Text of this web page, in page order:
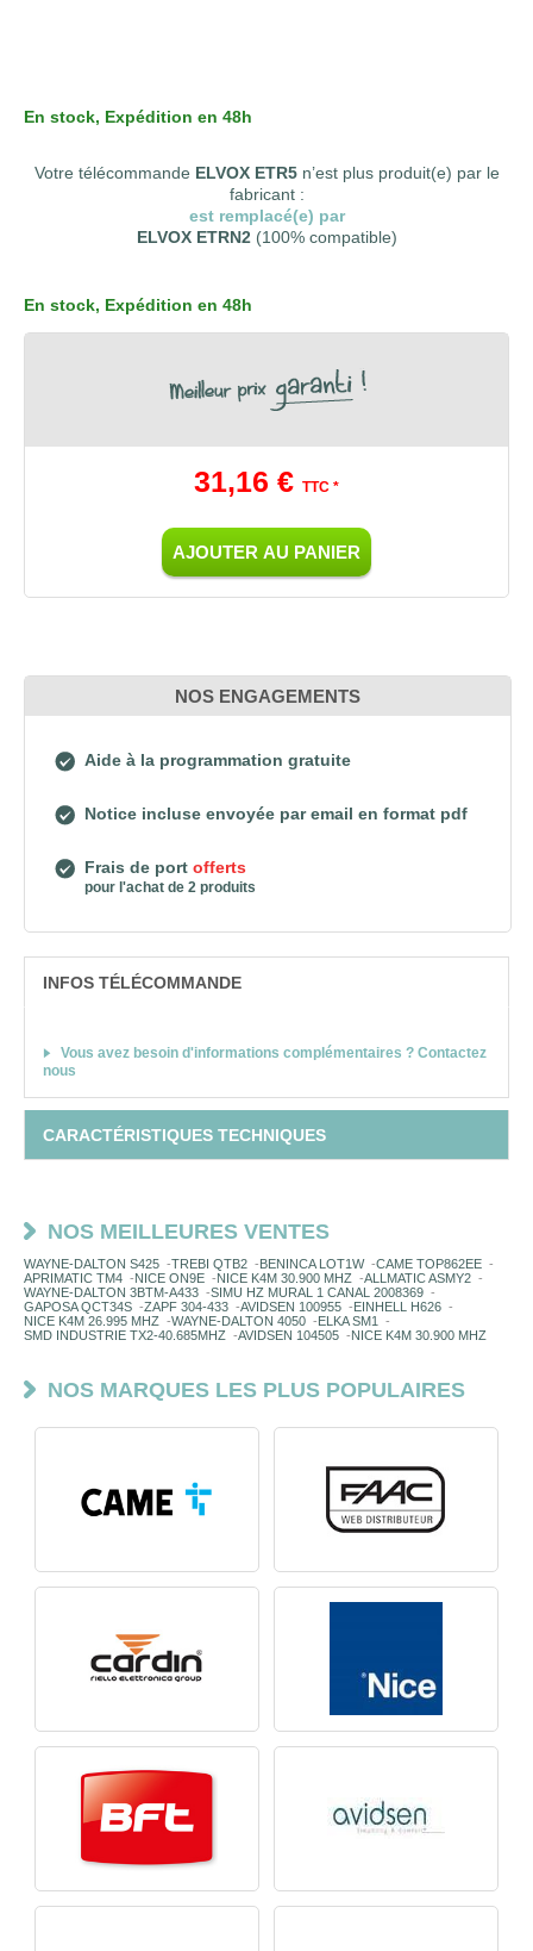
En stock, Expédition en 48h
Votre télécommande ELVOX ETR5n’est plus produit(e) par le
fabricant :
est remplacé(e) par
ELVOX ETRN2(100% compatible)
En stock, Expédition en 48h
31,16 € TTC *
AJOUTER AU PANIER
NOS ENGAGEMENTS
Aide à la programmation gratuite
Notice incluse envoyée par email en format pdf
Frais de port offerts
pour l'achat de 2 produits
INFOS TÉLÉCOMMANDE
Vous avez besoin d'informations complémentaires ? Contactez
nous
CARACTÉRISTIQUES TECHNIQUES
NOS MEILLEURES VENTES
WAYNE-DALTON S425 -TREBI QTB2 -BENINCA LOT1W-CAME TOP862EE -
APRIMATIC TM4 -NICE ON9E -NICE K4M 30.900 MHZ -ALLMATIC ASMY2 -
WAYNE-DALTON 3BTM-A433 -SIMU HZ MURAL 1 CANAL 2008369 -
GAPOSA QCT34S -ZAPF 304-433 -AVIDSEN 100955 -EINHELL H626 -
NICE K4M 26.995 MHZ -WAYNE-DALTON 4050 -ELKA SM1
-
SMD INDUSTRIE TX2-40.685MHZ -AVIDSEN 104505 -NICE K4M 30.900 MHZ
NOS MARQUES LES PLUS POPULAIRES